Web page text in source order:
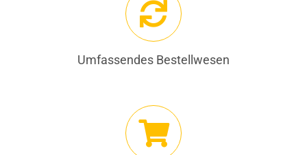
Umfassendes Bestellwesen